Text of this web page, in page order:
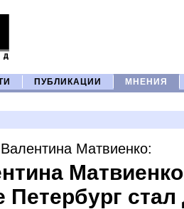
ПУБЛИКАЦИИ МНЕНИЯ
Валентина Матвиенко:
Петербург стал